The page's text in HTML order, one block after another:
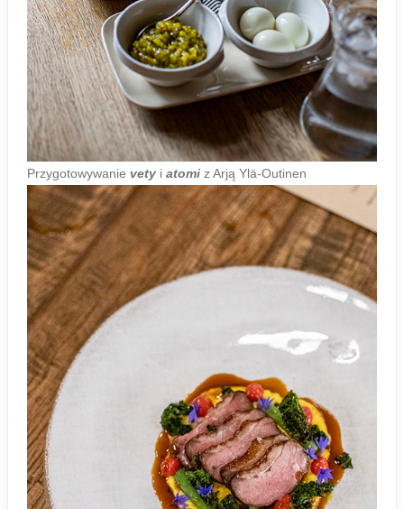
Przygotowywanie vety i atomi z Arją Ylä-Outinen